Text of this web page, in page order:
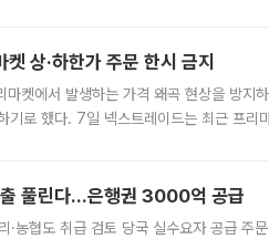
상·하한가 주문 한시 금지
켓에서 발생하는 가격 왜곡 현상을 방지
기로 했다. 7일 넥스트레이드는 최근 프리
풀린다…은행권 3000억 공급
농협도 취급 검토 당국 실수요자 공급 주